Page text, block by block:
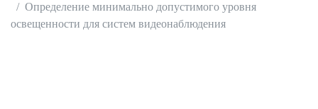
Определение минимально допустимого уровня
освещенности для систем видеонаблюдения